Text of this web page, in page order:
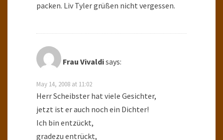
packen. Liv Tyler grüßen nicht vergessen.
Frau Vivaldisays:
May 14, 2008 at 11:02
Herr Scheibster hat viele Gesichter,
jetzt ist er auch noch ein Dichter!
Ich bin entzückt,
gradezu entrückt,